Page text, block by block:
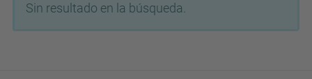
Sin resultado en la búsqueda.